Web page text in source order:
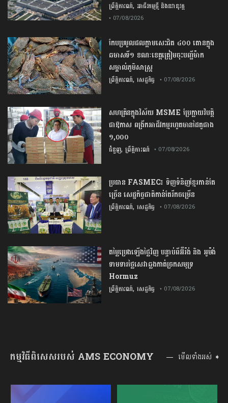
ព្រឹត្តិការណ៍, អាជីវកម្មថ្មី និងនវានុវត្ត
• 07/08/2026
កែប​ប្រមូល​ផល​ក្តាម​សេះ​ជិត​ ​៤០០ ​តោន​ក្នុង​
ឆមាស​ទី​១​ ​ខណៈ​ខេត្ត​ត្រៀម​ចុះបញ្ជី​ម៉ាក​
សម្គាល់​ភូមិសាស្ត្រ​
ព្រឹត្តិការណ៍, សេដ្ឋកិច្ច • 07/08/2026
សហគ្រិនក្នុងវិស័យ MSME ប្រែក្លាយវិបត្តិ
ជាឱកាស ពង្រីកអាជីវកម្មរហូតមានដៃគូជាង
១,០០០
ជំនួញ,ព្រឹត្តិការណ៍ • 07/08/2026
ប្រធាន​​ ​FASMEC​៖​ ​ទិញ​ទំនិញ​ខ្មែរ​កាន់តែ​
ច្រើន​ ​សេដ្ឋកិច្ច​ជាតិ​កាន់តែ​រីកចម្រើន​
ព្រឹត្តិការណ៍, សេដ្ឋកិច្ច • 07/08/2026
តម្លៃប្រេងឡើងថ្លៃវិញ បន្ទាប់ពីអ៊ីរ៉ង់ និង អូម៉ង់
ទាមទារថ្លៃសេវាឆ្លងកាត់ច្រកសមុទ្រ
Hormuz
ព្រឹត្តិការណ៍, សេដ្ឋកិច្ច • 07/08/2026
កម្មវិធីពិសេសរបស់ AMS ECONOMY មើលទាំងអស់ ➧